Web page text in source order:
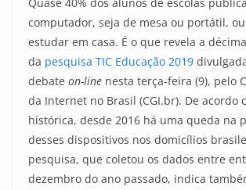
computador, seja de mesa ou portátil, ou
estudar em casa. É o que revela a
da pesquisa TIC Educação 2019
debate on-line nesta terça-feira (9), pelo
da Internet no Brasil (CGI.br). De acordo
histórica, desde 2016 há uma queda na
desses dispositivos nos domicílios
pesquisa, que coletou os dados entre
dezembro do ano passado, indica